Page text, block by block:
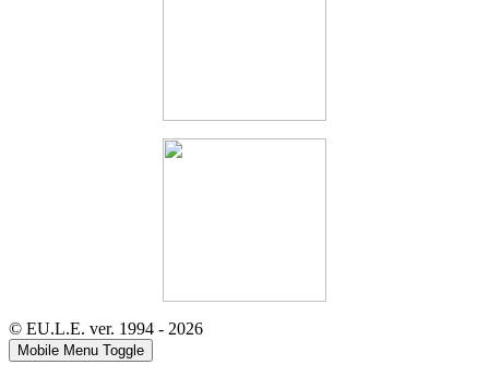
© EU.L.E. ver. 1994 - 2026
Mobile Menu Toggle